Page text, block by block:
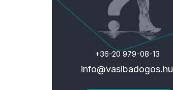
+36-20 979-08-13
info@vasibadogos.hu